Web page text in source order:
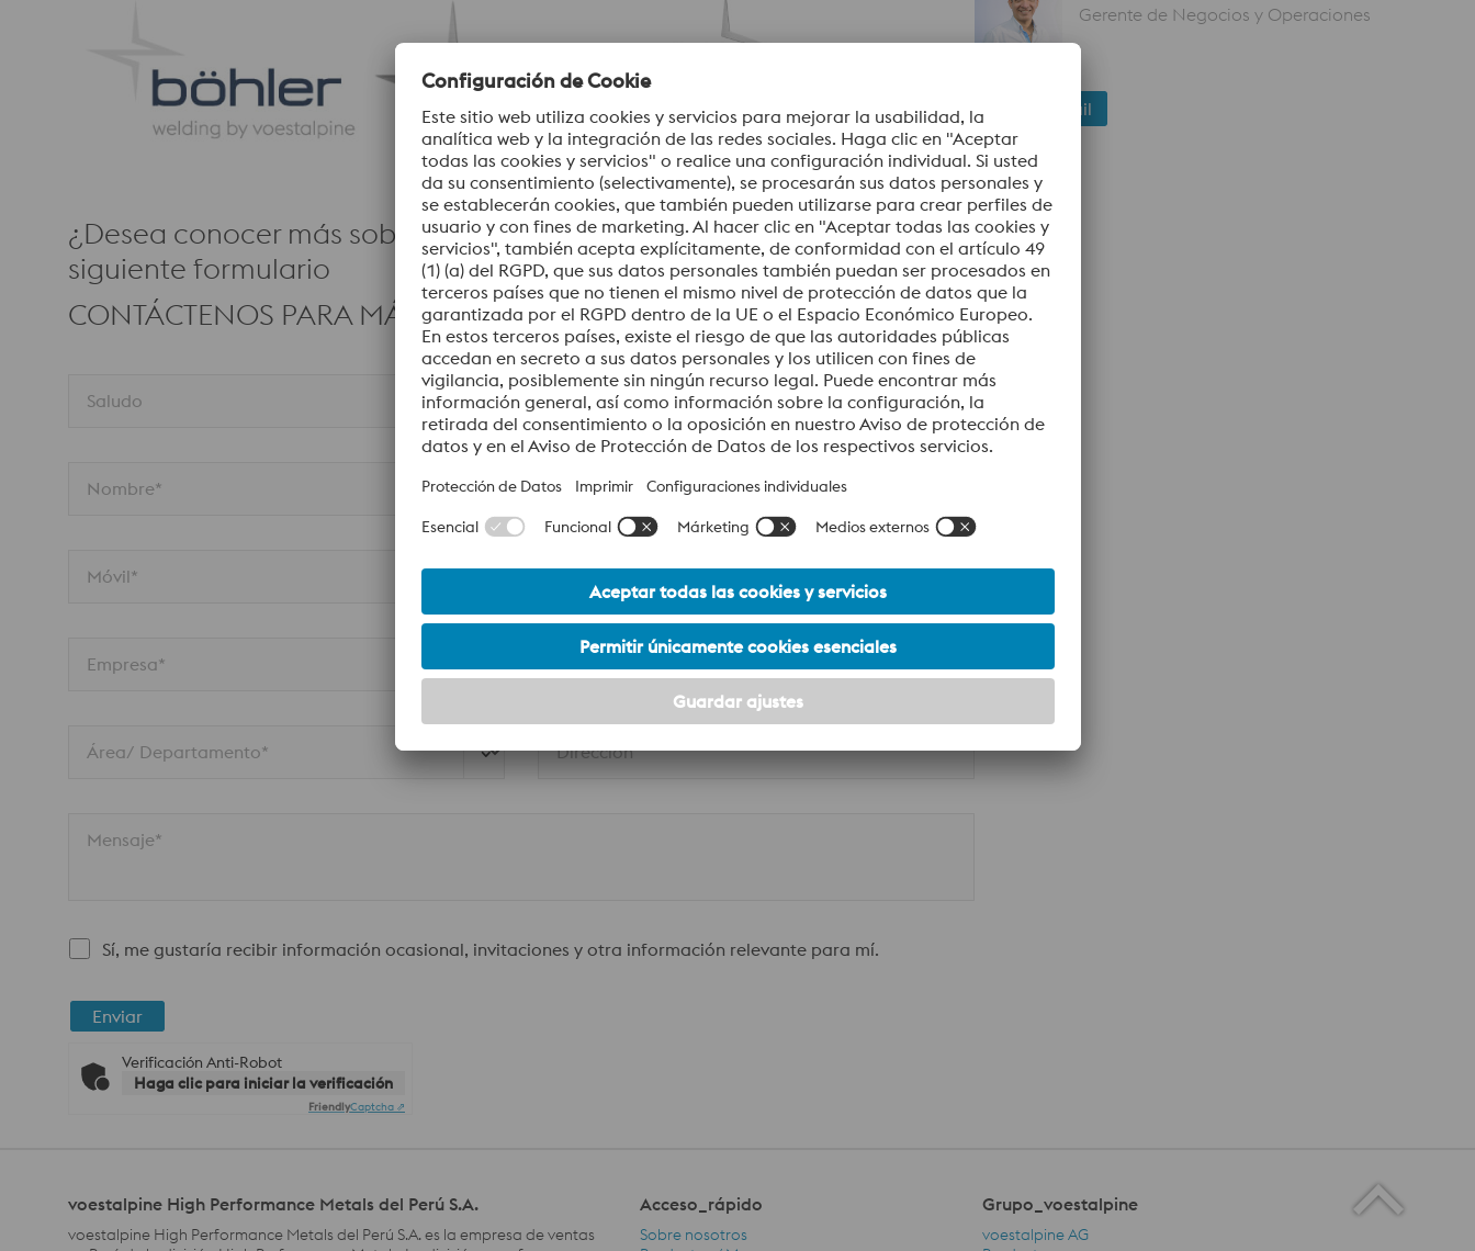
¿Desea conocer más sobre nuestros productos y marcas? Llene el
siguiente formulario
CONTÁCTENOS PARA MÁS INFORMACIÓN:
Saludo
Nombre* Apellido*
Móvil* Correo*
Empresa*
Área/ Departamento* Dirección
Mensaje*
Sí, me gustaría recibir información ocasional, invitaciones y otra información relevante para mí.
Enviar
Verificación Anti-Robot
Haga clic para iniciar la verificación
FriendlyCaptcha ⇗
Gerente de Negocios y Operaciones
Enviar email
voestalpine High Performance Metals del Perú S.A.
voestalpine High Performance Metals del Perú S.A. es la empresa de ventas
Acceso_rápido
Sobre nosotros
Grupo_voestalpine
voestalpine AG